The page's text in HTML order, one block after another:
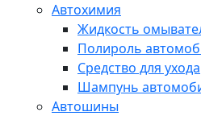
Автохимия
Жидкость
Полироль
Средство для ухода
Шампунь
Автошины